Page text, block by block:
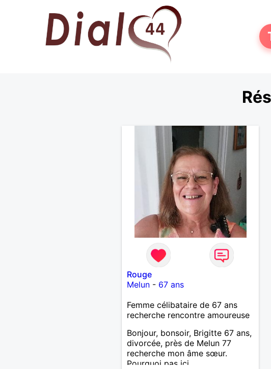
Rouge
Melun- 67 ans
Femme célibataire de 67 ans
recherche rencontre amoureuse
Bonjour, bonsoir, Brigitte 67 ans,
divorcée, près de Melun 77
recherche mon âme sœur.
Pourquoi pas ici.